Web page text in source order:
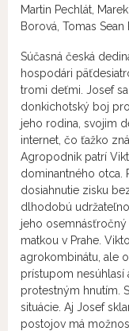
Martin Pechlát,
Borová, Tomas Sean
Súčasná česká
hospodári
tromi deťmi. Josef
donkichotský boj
jeho rodina, svojim
internet, čo ťažko
Agropodnik patrí
dominantného otca.
dosiahnutie zisku
dlhodobú
jeho
matkou v Prahe.
agrokombinátu, ale
prístupom nesúhlasí
protestným hnutím.
situácie. Aj Josef
postojov má